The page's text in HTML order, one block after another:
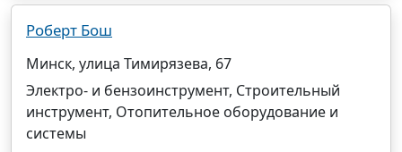
Роберт Бош
Минск, улица Тимирязева, 67
Электро- и бензоинструмент, Строительный
инструмент, Отопительное оборудование и
системы